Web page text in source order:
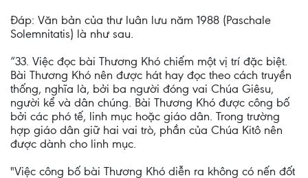
Đáp: Văn bản của thư luân lưu năm 1988 (Paschale
Solemnitatis) là như sau.
“33. Việc đọc bài Thương Khó chiếm một vị trí đặc biệt.
Bài Thương Khó nên được hát hay đọc theo cách truyền
thống, nghĩa là, bởi ba người đóng vai Chúa Giêsu,
người kể và dân chúng. Bài Thương Khó được công bố
bởi các phó tế, linh mục hoặc giáo dân. Trong trường
hợp giáo dân giữ hai vai trò, phần của Chúa Kitô nên
được dành cho linh mục.
"Việc công bố bài Thương Khó diễn ra không có nến đốt